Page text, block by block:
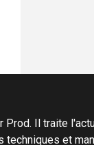
Il traite
et